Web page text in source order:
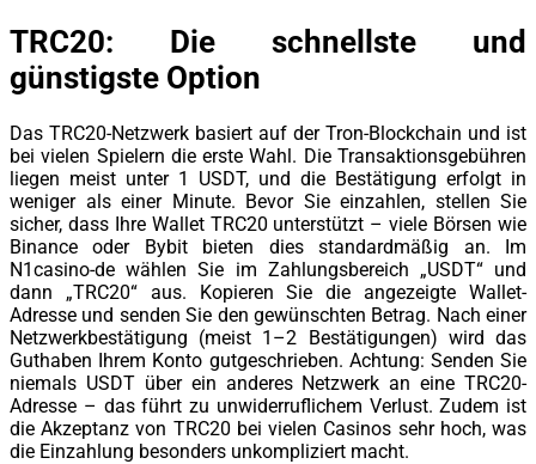
TRC20: Die schnellste und
günstigste Option
Das TRC20-Netzwerk basiert auf der Tron-Blockchain und ist
bei vielen Spielern die erste Wahl. Die Transaktionsgebühren
liegen meist unter 1 USDT, und die Bestätigung erfolgt in
weniger als einer Minute. Bevor Sie einzahlen, stellen Sie
sicher, dass Ihre Wallet TRC20 unterstützt – viele Börsen wie
Binance oder Bybit bieten dies standardmäßig an. Im
N1casino-de wählen Sie im Zahlungsbereich „USDT“ und
dann „TRC20“ aus. Kopieren Sie die angezeigte Wallet-
Adresse und senden Sie den gewünschten Betrag. Nach einer
Netzwerkbestätigung (meist 1–2 Bestätigungen) wird das
Guthaben Ihrem Konto gutgeschrieben. Achtung: Senden Sie
niemals USDT über ein anderes Netzwerk an eine TRC20-
Adresse – das führt zu unwiderruflichem Verlust. Zudem ist
die Akzeptanz von TRC20 bei vielen Casinos sehr hoch, was
die Einzahlung besonders unkompliziert macht.